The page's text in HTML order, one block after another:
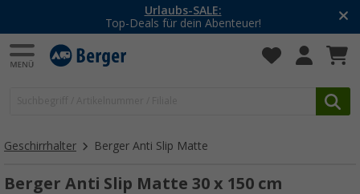
Urlaubs-SALE:
Top-Deals für dein Abenteuer!
Geschirrhalter Berger Anti Slip Matte
Berger Anti Slip Matte 30 x 150 cm